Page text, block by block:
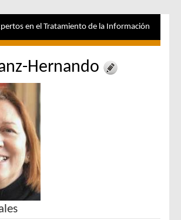
en el Tratamiento de la Información
Hernando